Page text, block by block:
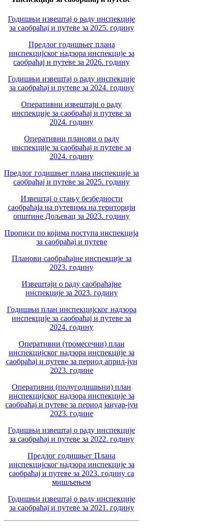
Годишњи извештај о раду инспекције
за саобраћај и путеве за 2025. годину
Предлог годишњег плана
инспекцијског надзора инспекције за
саобраћај и путеве за 2026. годину
Годишњи извештај о раду инспекције
за саобраћај и путеве за 2024. годину
Оперативни извештаји о раду
инспекције за саобраћај и путеве за
2024. годину
Оперативни планови о раду
инспекције за саобраћај и путеве за
2024. годину
Предлог годишњег плана инспекције за
саобраћај и путеве за 2025. годину
Извештај о стању безбедности
саобраћаја на путевима на територији
општине Дољевац за 2023. годину
Прописи по којима поступа инспекција
за саобраћај и путеве
Планови саобраћајне инспекције за
2023. годину
Извештаји о раду саобраћајне
инспекције за 2023. годину
Годишњи план инспекцијског надзора
инспекције за саобраћај и путеве за
2024. годину
Оперативни (тромесечни) план
инспекцијског надзора инспекције за
саобраћај и путеве за период април-јун
2023. године
Оперативни (полугодишњни) план
инспекцијског надзора инспекције за
саобраћај и путеве за период јануар-јун
2023. године
Годишњи извештај о раду инспекције
за саобраћај и путеве за 2022. годину
Предлог годишњег Плана
инспекцијског надзора инспекције за
саобраћај и путеве за 2023. годину са
мишљењем
Годишњи извештај о раду инспекције
за саобраћај и путеве за 2021. годину